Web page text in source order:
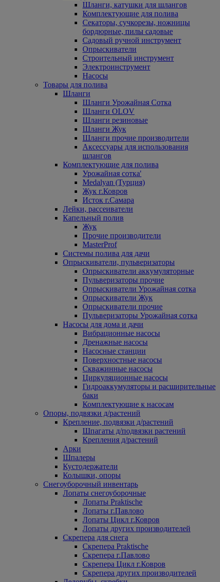
Шланги, катушки для шлангов
Комплектующие для полива
Секаторы, сучкорезы, ножницы
бордюрные, пилы садовые
Садовый ручной инструмент
Опрыскиватели
Строительный инструмент
Электроинструмент
Насосы
Товары для полива
Шланги
Шланги Урожайная Сотка
Шланги OLOV
Шланги резиновые
Шланги Жук
Шланги прочие производители
Аксессуары для использования
шлангов
Комплектующие для полива
Урожайная сотка'
Medalyan (Турция)
Жук г.Ковров
Исток г.Самара
Лейки, рассеиватели
Капельный полив
Жук
Прочие производители
MasterProf
Системы полива для дачи
Опрыскиватели, пульверизаторы
Опрыскиватели аккумуляторные
Пульверизаторы прочие
Опрыскиватели Урожайная сотка
Опрыскиватели Жук
Опрыскиватели прочие
Пульверизаторы Урожайная сотка
Насосы для дома и дачи
Вибрационные насосы
Дренажные насосы
Насосные станции
Поверхностные насосы
Скважинные насосы
Циркуляционные насосы
Гидроаккумуляторы и расширительные
баки
Комплектующие к насосам
Опоры, подвязки д/растений
Крепление, подвязки д/растений
Шпагаты д/подвязки растений
Крепления д/растений
Арки
Шпалеры
Кустодержатели
Колышки, опоры
Снегоуборочный инвентарь
Лопаты снегоуборочные
Лопаты Praktische
Лопаты г.Павлово
Лопаты Цикл г.Ковров
Лопаты других производителей
Скрепера для снега
Скрепера Praktische
Скрепера г.Павлово
Скрепера Цикл г.Ковров
Скрепера других производителей